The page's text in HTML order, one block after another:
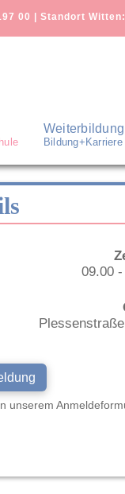
00 | Standort
Weiterbildung
Bildung+Karriere
09.00
unserem